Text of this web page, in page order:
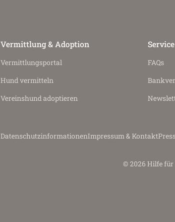
Vermittlung & Adoption
Vermittlungs­portal
Hund vermitteln
Vereinshund adoptieren
Service
FAQs
Datenschutz­informationenImpressum & Kontakt
© 2026 Hilfe für